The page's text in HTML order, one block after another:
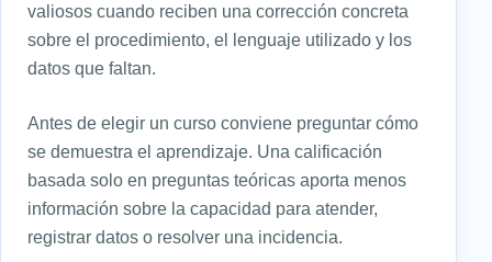
valiosos cuando reciben una corrección concreta
sobre el procedimiento, el lenguaje utilizado y los
datos que faltan.
Antes de elegir un curso conviene preguntar cómo
se demuestra el aprendizaje. Una calificación
basada solo en preguntas teóricas aporta menos
información sobre la capacidad para atender,
registrar datos o resolver una incidencia.